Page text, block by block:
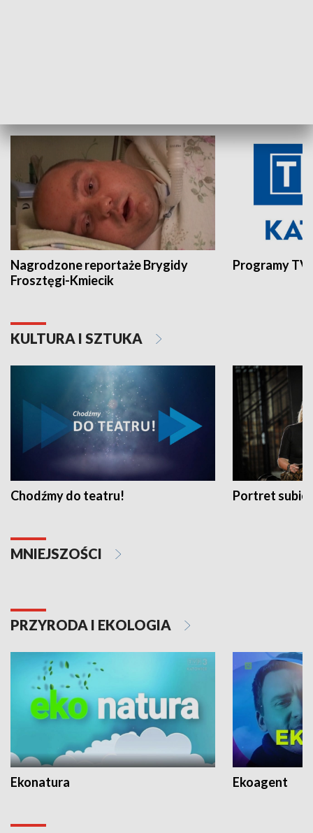
Nagrodzone reportaże Brygidy
Frosztęgi-Kmiecik
Programy
KULTURA I SZTUKA
Chodźmy do teatru! Portret
MNIEJSZOŚCI
PRZYRODA I EKOLOGIA
Ekonatura Ekoagent